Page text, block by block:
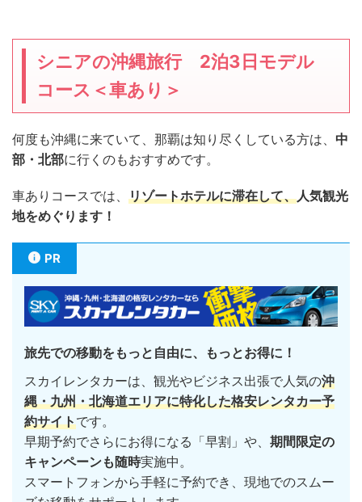
シニアの沖縄旅行 2泊3日モデル
コース＜車あり＞
何度も沖縄に来ていて、那覇は知り尽くしている方は、 中
部・北部に行くのもおすすめです。
車ありコースでは、 リゾートホテルに滞在して、人気観光
地をめぐります！
PR
旅先での移動をもっと自由に、もっとお得に！
スカイレンタカーは、観光やビジネス出張で人気の沖
縄・九州・北海道エリアに特化した格安レンタカー予
約サイトです。
早期予約でさらにお得になる「早割」や、 期間限定の
キャンペーンも随時実施中。
スマートフォンから手軽に予約でき、現地でのスムー